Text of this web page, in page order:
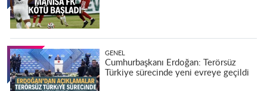
GENEL
Cumhurbaşkanı Erdoğan: Terörsüz
Türkiye sürecinde yeni evreye geçildi